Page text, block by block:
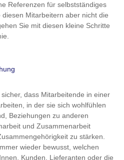
Referenzen für selbstständiges
Mitarbeitern aber nicht die
Sie mit diesen kleine Schritte
dass Mitarbeitende in einer
in der sie sich wohlfühlen
Beziehungen zu anderen
und Zusammenarbeit
zu stärken.
wieder bewusst, welchen
Kunden, Lieferanten oder die